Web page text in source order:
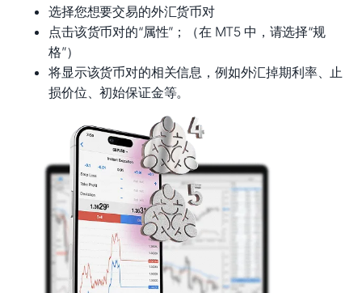
选择您想要交易的外汇货币对
点击该货币对的“属性”；（在 MT5 中，请选择“规
格”）
将显示该货币对的相关信息，例如外汇掉期利率、止
损价位、初始保证金等。